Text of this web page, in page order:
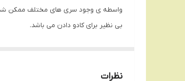
واسطه ی وجود سری های مختلف ممکن شده
بی نظیر برای کادو دادن می باشد.
تکنولوژی اصلاح
نظرات